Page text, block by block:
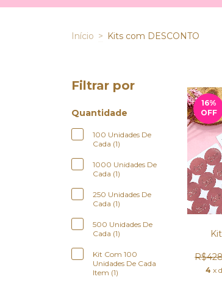
Início > Kits com DESCONTO
Filtrar por
Quantidade
100 Unidades De
Cada (1)
1000 Unidades De
Cada (1)
250 Unidades De
Cada (1)
500 Unidades De
Cada (1)
Kit Com 100
Unidades De Cada
Item (1)
16%
OFF
4 x